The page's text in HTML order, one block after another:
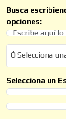
Busca
opciones:
Ó Selecciona una
Ó Selecciona
Selecciona un
Selecciona un
Selecciona un